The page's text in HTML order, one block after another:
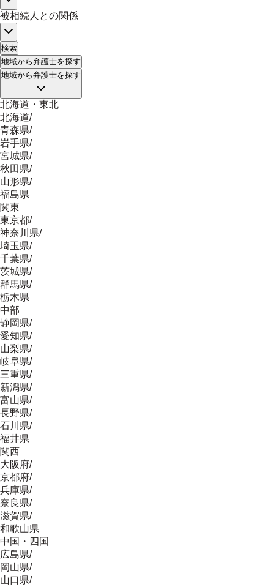
被相続人との関係
検索
地域から弁護士を探す
地域から弁護士を探す
北海道・東北
北海道/
青森県/
岩手県/
宮城県/
秋田県/
山形県/
福島県
関東
東京都/
神奈川県/
埼玉県/
千葉県/
茨城県/
群馬県/
栃木県
中部
静岡県/
愛知県/
山梨県/
岐阜県/
三重県/
新潟県/
富山県/
長野県/
石川県/
福井県
関西
大阪府/
京都府/
兵庫県/
奈良県/
滋賀県/
和歌山県
中国・四国
広島県/
岡山県/
山口県/